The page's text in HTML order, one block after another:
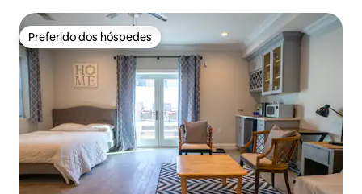
Preferido dos hóspedes
Preferido dos hóspedes